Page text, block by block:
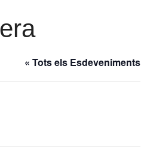
« Tots els Esdeveniments